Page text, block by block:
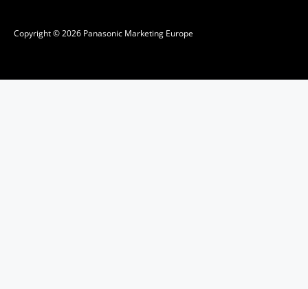
Copyright © 2026 Panasonic Marketing Europe